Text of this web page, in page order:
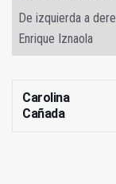
De izquierda a
Enrique Iznaola
Carolina
Cañada